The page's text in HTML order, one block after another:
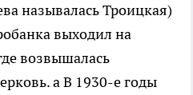
называлась Троицкая)
выходил на
возвышалась
а В 1930-е годы